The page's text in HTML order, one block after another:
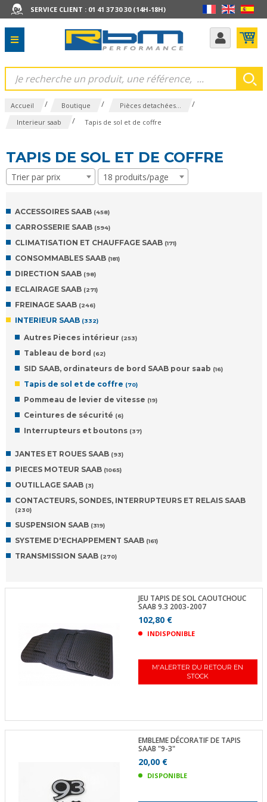
SERVICE CLIENT : 01 41 37 30 30 (14H-18H)
Accueil / Boutique / Pièces detachées... /
Interieur saab / Tapis de sol et de coffre
TAPIS DE SOL ET DE COFFRE
Trier par prix 18 produits/page
ACCESSOIRES SAAB (458)
CARROSSERIE SAAB (594)
CLIMATISATION ET CHAUFFAGE SAAB (171)
CONSOMMABLES SAAB (181)
DIRECTION SAAB (98)
ECLAIRAGE SAAB (271)
FREINAGE SAAB (246)
INTERIEUR SAAB (332)
Autres Pieces intérieur (253)
Tableau de bord (62)
SID SAAB, ordinateurs de bord SAAB pour saab (16)
Tapis de sol et de coffre (70)
Pommeau de levier de vitesse (19)
Ceintures de sécurité (6)
Interrupteurs et boutons (37)
JANTES ET ROUES SAAB (93)
PIECES MOTEUR SAAB (1065)
OUTILLAGE SAAB (3)
CONTACTEURS, SONDES, INTERRUPTEURS ET RELAIS SAAB
(230)
SUSPENSION SAAB (319)
SYSTEME D'ECHAPPEMENT SAAB (161)
TRANSMISSION SAAB (270)
JEU TAPIS DE SOL CAOUTCHOUC
SAAB 9.3 2003-2007
102,80 €
INDISPONIBLE
M'ALERTER DU RETOUR EN
STOCK
EMBLEME DÉCORATIF DE TAPIS
SAAB "9-3"
20,00 €
DISPONIBLE